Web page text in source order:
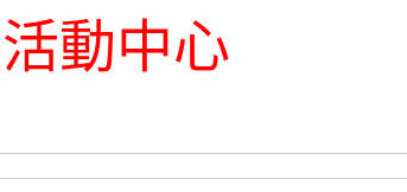
動中心